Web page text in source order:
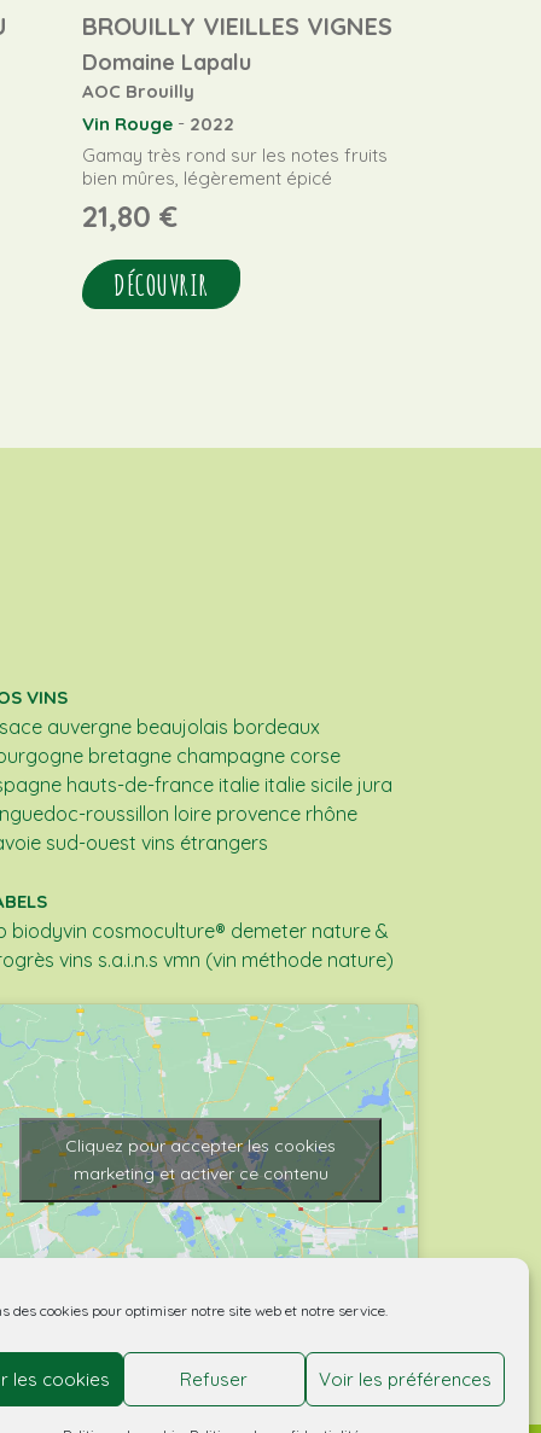
des cookies pour optimiser notre site web et notre service.
les cookies Refuser Voir les préférences
BROUILLY VIEILLES VIGNES
Domaine Lapalu
AOC Brouilly
Vin Rouge - 2022
Gamay très rond sur les notes fruits
bien mûres, légèrement épicé
21,80 €
DÉCOUVRIR
VINS
auvergne beaujolais bordeaux
bretagne champagne corse
hauts-de-france italie italie sicile jura
roussillon loire provence rhône
sud-ouest vins étrangers
biodyvin cosmoculture® demeter nature &
vins s.a.i.n.s vmn (vin méthode nature)
Cliquez pour accepter les cookies
marketing et activer ce contenu